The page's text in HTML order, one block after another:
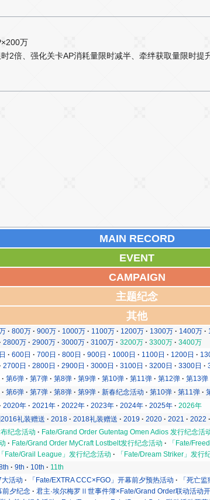
万
2倍、强化关卡AP消耗量限时减半、牵绊获取量限时提
MAIN RECORD
EVENT
CAMPAIGN
主题纪念
其他
800万 900万 1000万 1100万 1200万 1300万 1400万
2800万 2900万 3000万 3100万 3200万 3300万 3400万
600日 700日 800日 900日 1000日 1100日 1200日
2700日 2800日 2900日 3000日 3100日 3200日 3300日
第6弹 第7弹 第8弹 第9弹 第10弹 第11弹 第12弹 第13弹
第6弹 第7弹 第8弹 第9弹 新春纪念活动 第10弹 第11弹
2020年 2021年 2022年 2023年 2024年 2025年
2026年
礼装赠送 2018 2018礼装赠送 2019 2020 2021 2022
纪念活动 Fate/Grand Order Gutentag Omen Adios 发行纪念活
Fate/Grand Order MyCraft Lostbelt发行纪念活动
「Fate/
「Fate/Grail League」发行纪念活动 「Fate/Dream Striker」发行
9th 10th 11th
大活动 「Fate/EXTRA CCC×FGO」开幕前夕预热活动
「死亡
前夕纪念
君主·埃尔梅罗Ⅱ世事件簿×Fate/Grand Order联动活动